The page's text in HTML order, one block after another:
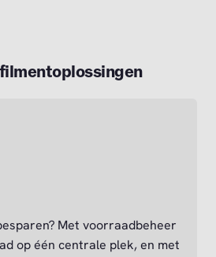
Met voorraadbeheer
op één centrale plek, en met